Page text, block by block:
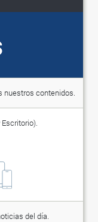
nuestros contenidos.
del día.